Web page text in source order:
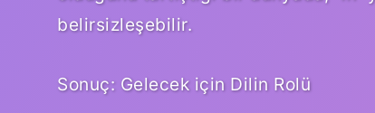
belirsizleşebilir.
Sonuç: Gelecek için Dilin Rolü